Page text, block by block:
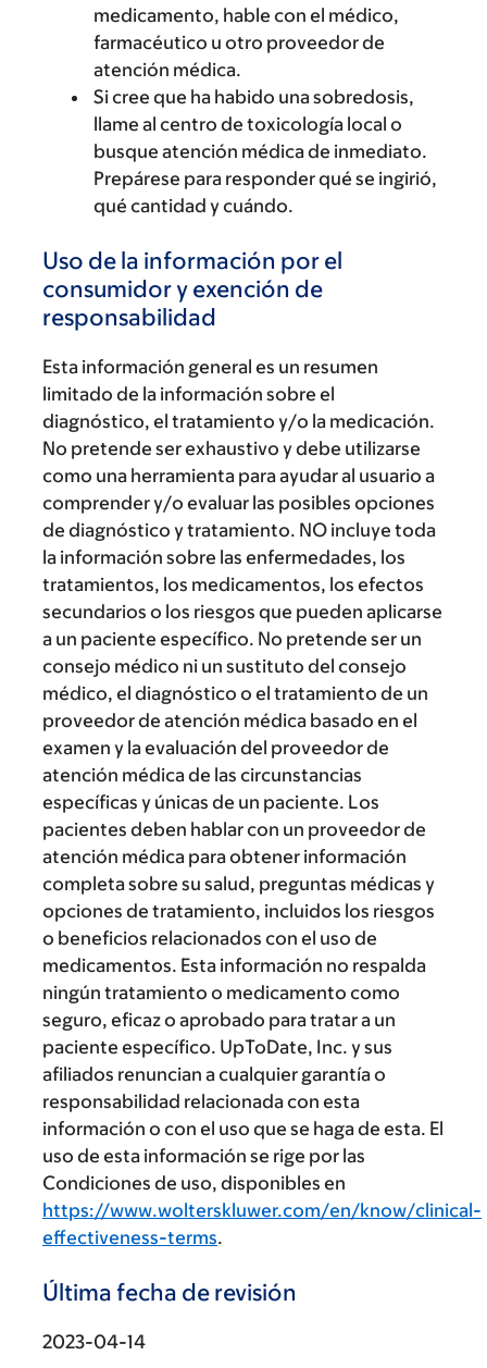
medicamento, hable con el médico,
farmacéutico u otro proveedor de
atención médica.
Si cree que ha habido una sobredosis,
llame al centro de toxicología local o
busque atención médica de inmediato.
Prepárese para responder qué se ingirió,
qué cantidad y cuándo.
Uso de la información por el
consumidor y exención de
responsabilidad
Esta información general es un resumen
limitado de la información sobre el
diagnóstico, el tratamiento y/o la medicación.
No pretende ser exhaustivo y debe utilizarse
como una herramienta para ayudar al usuario a
comprender y/o evaluar las posibles opciones
de diagnóstico y tratamiento. NO incluye toda
la información sobre las enfermedades, los
tratamientos, los medicamentos, los efectos
secundarios o los riesgos que pueden aplicarse
a un paciente específico. No pretende ser un
consejo médico ni un sustituto del consejo
médico, el diagnóstico o el tratamiento de un
proveedor de atención médica basado en el
examen y la evaluación del proveedor de
atención médica de las circunstancias
específicas y únicas de un paciente. Los
pacientes deben hablar con un proveedor de
atención médica para obtener información
completa sobre su salud, preguntas médicas y
opciones de tratamiento, incluidos los riesgos
o beneficios relacionados con el uso de
medicamentos. Esta información no respalda
ningún tratamiento o medicamento como
seguro, eficaz o aprobado para tratar a un
paciente específico. UpToDate, Inc. y sus
afiliados renuncian a cualquier garantía o
responsabilidad relacionada con esta
información o con el uso que se haga de esta. El
uso de esta información se rige por las
Condiciones de uso, disponibles en
https://www.wolterskluwer.com/en/know/clinical-
effectiveness-terms.
Última fecha de revisión
2023-04-14